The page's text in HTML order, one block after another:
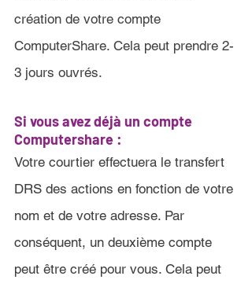
création de votre compte
ComputerShare. Cela peut prendre 2-
3 jours ouvrés.
Si vous avez déjà un compte
Computershare :
Votre courtier effectuera le transfert
DRS des actions en fonction de votre
nom et de votre adresse. Par
conséquent, un deuxième compte
peut être créé pour vous. Cela peut